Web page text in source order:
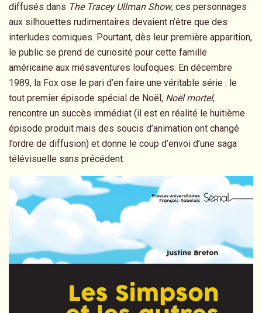
diffusés dans The Tracey Ullman Show, ces personnages
aux silhouettes rudimentaires devaient n’être que des
interludes comiques. Pourtant, dès leur première apparition,
le public se prend de curiosité pour cette famille
américaine aux mésaventures loufoques. En décembre
1989, la Fox ose le pari d’en faire une véritable série : le
tout premier épisode spécial de Noël, Noël mortel,
rencontre un succès immédiat (il est en réalité le huitième
épisode produit mais des soucis d’animation ont changé
l’ordre de diffusion) et donne le coup d’envoi d’une saga
télévisuelle sans précédent.